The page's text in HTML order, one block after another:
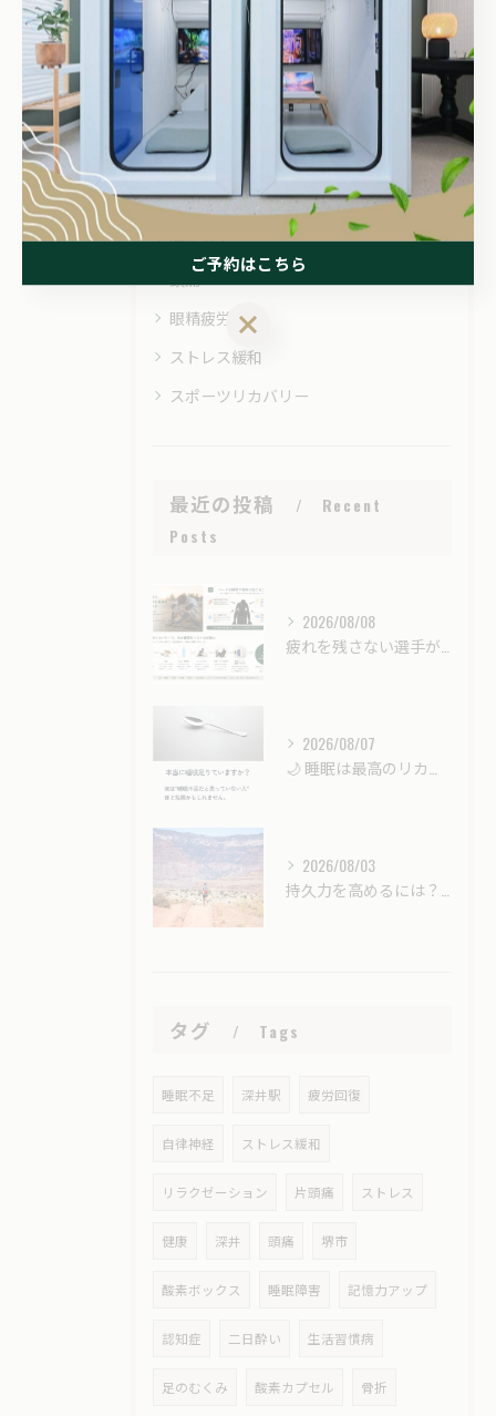
#酸素カプセル #酸素ボックス #疲労回復
カテゴリー Categories
全てのカテゴリー
睡眠不足
頭痛
眼精疲労
ストレス緩和
スポーツリカバリー
最近の投稿
Recent
Posts
2026/08/08
2026/08/07
2026/08/03
タグ Tags
睡眠不足 深井駅 疲労回復
自律神経 ストレス緩和
リラクゼーション 片頭痛 ストレス
健康 深井 頭痛 堺市
酸素ボックス 睡眠障害 記憶力アップ
認知症 二日酔い 生活習慣病
足のむくみ 酸素カプセル 骨折
ご予約はこちら
ご予約はこちら